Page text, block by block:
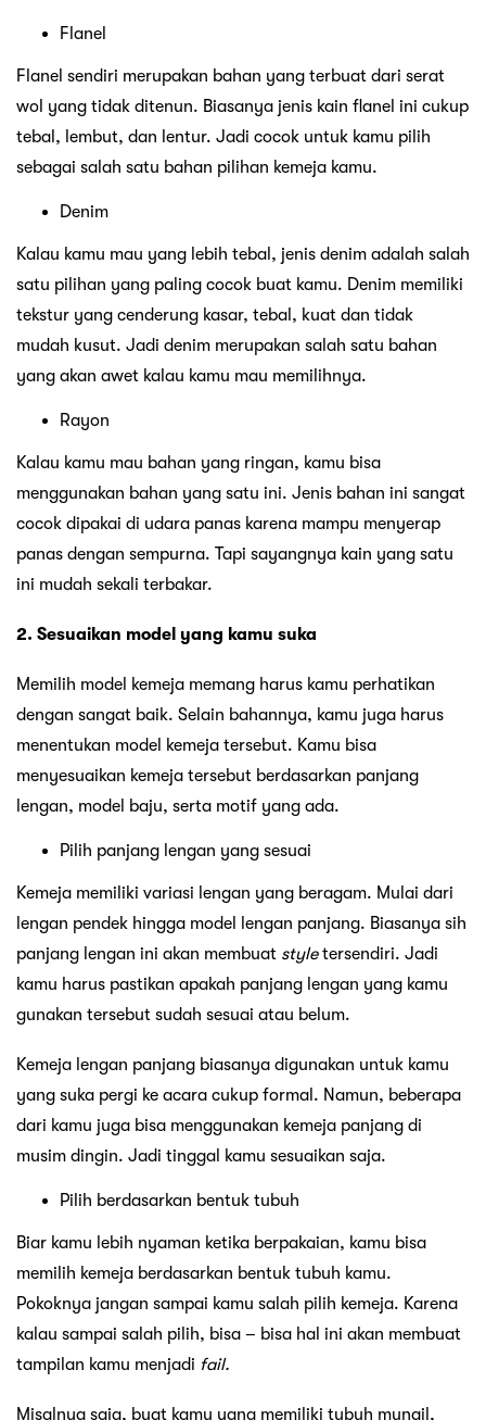
Flanel
Flanel sendiri merupakan bahan yang terbuat dari serat
wol yang tidak ditenun. Biasanya jenis kain flanel ini cukup
tebal, lembut, dan lentur. Jadi cocok untuk kamu pilih
sebagai salah satu bahan pilihan kemeja kamu.
Denim
Kalau kamu mau yang lebih tebal, jenis denim adalah salah
satu pilihan yang paling cocok buat kamu. Denim memiliki
tekstur yang cenderung kasar, tebal, kuat dan tidak
mudah kusut. Jadi denim merupakan salah satu bahan
yang akan awet kalau kamu mau memilihnya.
Rayon
Kalau kamu mau bahan yang ringan, kamu bisa
menggunakan bahan yang satu ini. Jenis bahan ini sangat
cocok dipakai di udara panas karena mampu menyerap
panas dengan sempurna. Tapi sayangnya kain yang satu
ini mudah sekali terbakar.
2. Sesuaikan model yang kamu suka
Memilih model kemeja memang harus kamu perhatikan
dengan sangat baik. Selain bahannya, kamu juga harus
menentukan model kemeja tersebut. Kamu bisa
menyesuaikan kemeja tersebut berdasarkan panjang
lengan, model baju, serta motif yang ada.
Pilih panjang lengan yang sesuai
Kemeja memiliki variasi lengan yang beragam. Mulai dari
lengan pendek hingga model lengan panjang. Biasanya sih
panjang lengan ini akan membuat styletersendiri. Jadi
kamu harus pastikan apakah panjang lengan yang kamu
gunakan tersebut sudah sesuai atau belum.
Kemeja lengan panjang biasanya digunakan untuk kamu
yang suka pergi ke acara cukup formal. Namun, beberapa
dari kamu juga bisa menggunakan kemeja panjang di
musim dingin. Jadi tinggal kamu sesuaikan saja.
Pilih berdasarkan bentuk tubuh
Biar kamu lebih nyaman ketika berpakaian, kamu bisa
memilih kemeja berdasarkan bentuk tubuh kamu.
Pokoknya jangan sampai kamu salah pilih kemeja. Karena
kalau sampai salah pilih, bisa – bisa hal ini akan membuat
tampilan kamu menjadi fail.
Misalnya saja, buat kamu yang memiliki tubuh mungil,